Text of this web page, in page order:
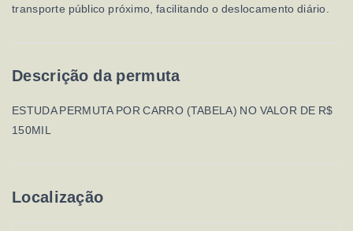
transporte público próximo, facilitando o deslocamento diário.
Descrição da permuta
ESTUDA PERMUTA POR CARRO (TABELA) NO VALOR DE R$
150MIL
Localização